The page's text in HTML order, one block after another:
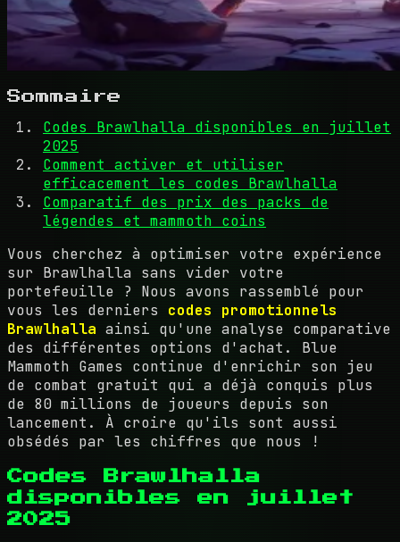
Sommaire
Codes Brawlhalla disponibles en juillet
2025
Comment activer et utiliser
efficacement les codes Brawlhalla
Comparatif des prix des packs de
légendes et mammoth coins
Vous cherchez à optimiser votre expérience
sur Brawlhalla sans vider votre
portefeuille ? Nous avons rassemblé pour
vous les derniers codes promotionnels
Brawlhalla ainsi qu'une analyse comparative
des différentes options d'achat. Blue
Mammoth Games continue d'enrichir son jeu
de combat gratuit qui a déjà conquis plus
de 80 millions de joueurs depuis son
lancement. À croire qu'ils sont aussi
obsédés par les chiffres que nous !
Codes Brawlhalla
disponibles en juillet
2025